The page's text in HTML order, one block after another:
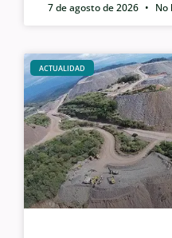
7 de agosto de 2026
No
ACTUALIDAD